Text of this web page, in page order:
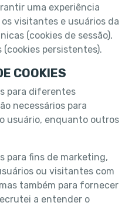
uma experiência
visitantes e usuários da
(cookies de sessão),
persistentes).
COOKIES
​​para diferentes
necessários para
usuário, enquanto outros
​​para fins de marketing,
ou visitantes com
também para fornecer
a entender o